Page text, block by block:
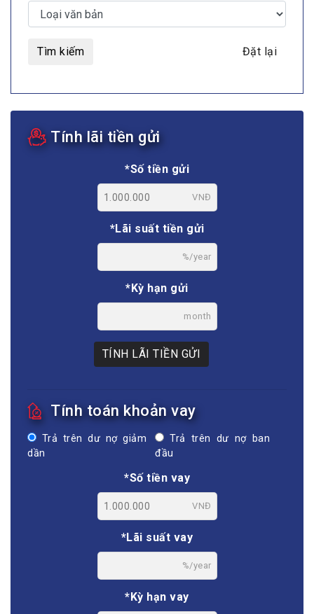
Tìm kiếm Đặt lại
Tính lãi tiền gửi
*Số tiền gửi
VNĐ
*Lãi suất tiền gửi
%/year
*Kỳ hạn gửi
month
TÍNH LÃI TIỀN GỬI
Tính toán khoản vay
Trả trên dư nợ giảm
dần
Trả trên dư nợ ban
đầu
*Số tiền vay
VNĐ
*Lãi suất vay
%/year
*Kỳ hạn vay